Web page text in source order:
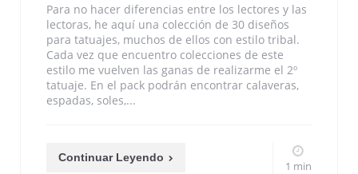
Para no hacer diferencias entre los lectores y las
lectoras, he aquí una colección de 30 diseños
para tatuajes, muchos de ellos con estilo tribal.
Cada vez que encuentro colecciones de este
estilo me vuelven las ganas de realizarme el 2º
tatuaje. En el pack podrán encontrar calaveras,
espadas, soles,...
Continuar Leyendo
1 min